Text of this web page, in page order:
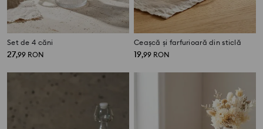
Set de 4 căni
27,99 RON
Ceașcă și farfurioară din sticlă
19,99 RON